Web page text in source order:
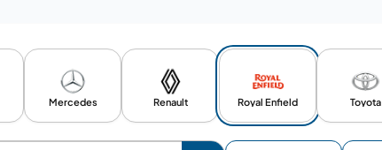
Mercedes Renault Royal Enfield Toyota